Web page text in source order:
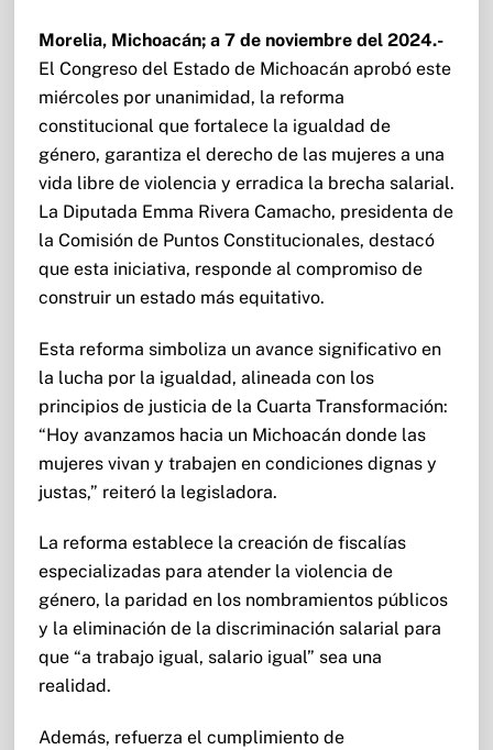
Morelia, Michoacán; a 7 de noviembre del 2024.-
El Congreso del Estado de Michoacán aprobó este
miércoles por unanimidad, la reforma
constitucional que fortalece la igualdad de
género, garantiza el derecho de las mujeres a una
vida libre de violencia y erradica la brecha salarial.
La Diputada Emma Rivera Camacho, presidenta de
la Comisión de Puntos Constitucionales, destacó
que esta iniciativa, responde al compromiso de
construir un estado más equitativo.
Esta reforma simboliza un avance significativo en
la lucha por la igualdad, alineada con los
principios de justicia de la Cuarta Transformación:
“Hoy avanzamos hacia un Michoacán donde las
mujeres vivan y trabajen en condiciones dignas y
justas,” reiteró la legisladora.
La reforma establece la creación de fiscalías
especializadas para atender la violencia de
género, la paridad en los nombramientos públicos
y la eliminación de la discriminación salarial para
que “a trabajo igual, salario igual” sea una
realidad.
Además, refuerza el cumplimiento de